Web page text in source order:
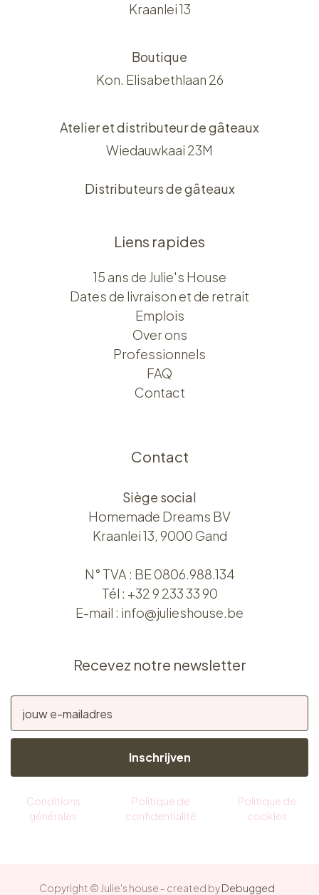
Kraanlei 13
Boutique
Kon. Elisabethlaan 26
Atelier et distributeur de gâteaux
Wiedauwkaai 23M
Distributeurs de gâteaux
Liens rapides
15 ans de Julie's House
Dates de livraison et de retrait
Emplois
Over ons​​
Professionnels
FAQ
Contact
Contact
Siège social
Homemade Dreams BV
Kraanlei 13, 9000 Gand
N° TVA : BE 0806.988.134
Tél : +32 9 233 33 90
E-mail : info@julieshouse.be
Recevez notre newsletter
Inschrijven
Conditions
générales
Politique de
confidentialité
Politique de
cookies
Copyright © Julie's house - created byDebugged